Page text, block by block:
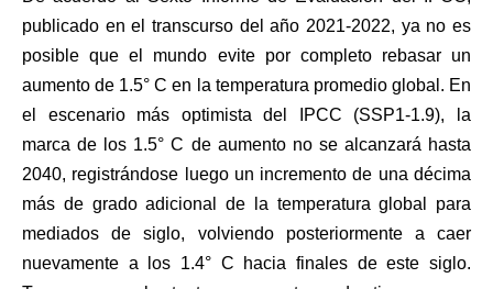
publicado en el transcurso del año 2021-2022, ya no es
posible que el mundo evite por completo rebasar un
aumento de 1.5° C en la temperatura promedio global. En
el escenario más optimista del IPCC (SSP1-1.9), la
marca de los 1.5° C de aumento no se alcanzará hasta
2040, registrándose luego un incremento de una décima
más de grado adicional de la temperatura global para
mediados de siglo, volviendo posteriormente a caer
nuevamente a los 1.4° C hacia finales de este siglo.